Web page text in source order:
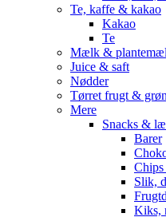
Te, kaffe & kakao
Kakao
Te
Mælk &
Juice & saft
Nødder
Tørret frugt &
Mere
Snacks &
Barer
Slik,
Kiks,